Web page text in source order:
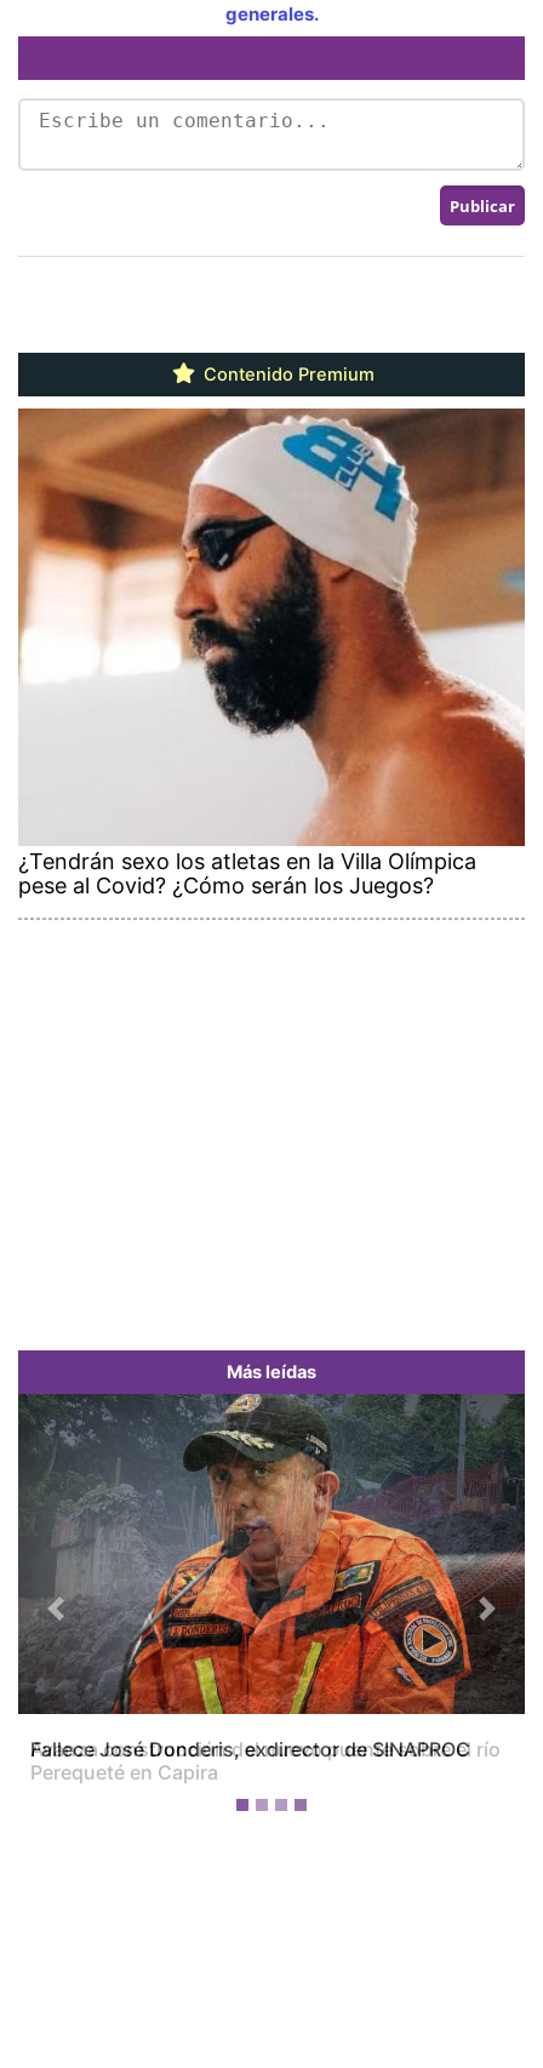
generales.
Contenido Premium
¿Tendrán sexo los atletas en la Villa Olímpica
pese al Covid? ¿Cómo serán los Juegos?
Más leídas
Avanza construcción del nuevo puente sobre el río
Perequeté en Capira
Previous Next